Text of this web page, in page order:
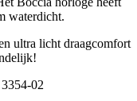
waterdicht.
ultra licht draagcomfort
02